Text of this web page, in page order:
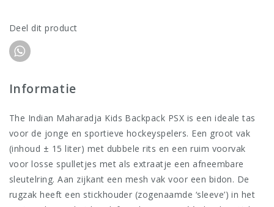
Deel dit product
Informatie
The Indian Maharadja Kids Backpack PSX is een ideale tas
voor de jonge en sportieve hockeyspelers. Een groot vak
(inhoud ± 15 liter) met dubbele rits en een ruim voorvak
voor losse spulletjes met als extraatje een afneembare
sleutelring. Aan zijkant een mesh vak voor een bidon. De
rugzak heeft een stickhouder (zogenaamde ‘sleeve’) in het